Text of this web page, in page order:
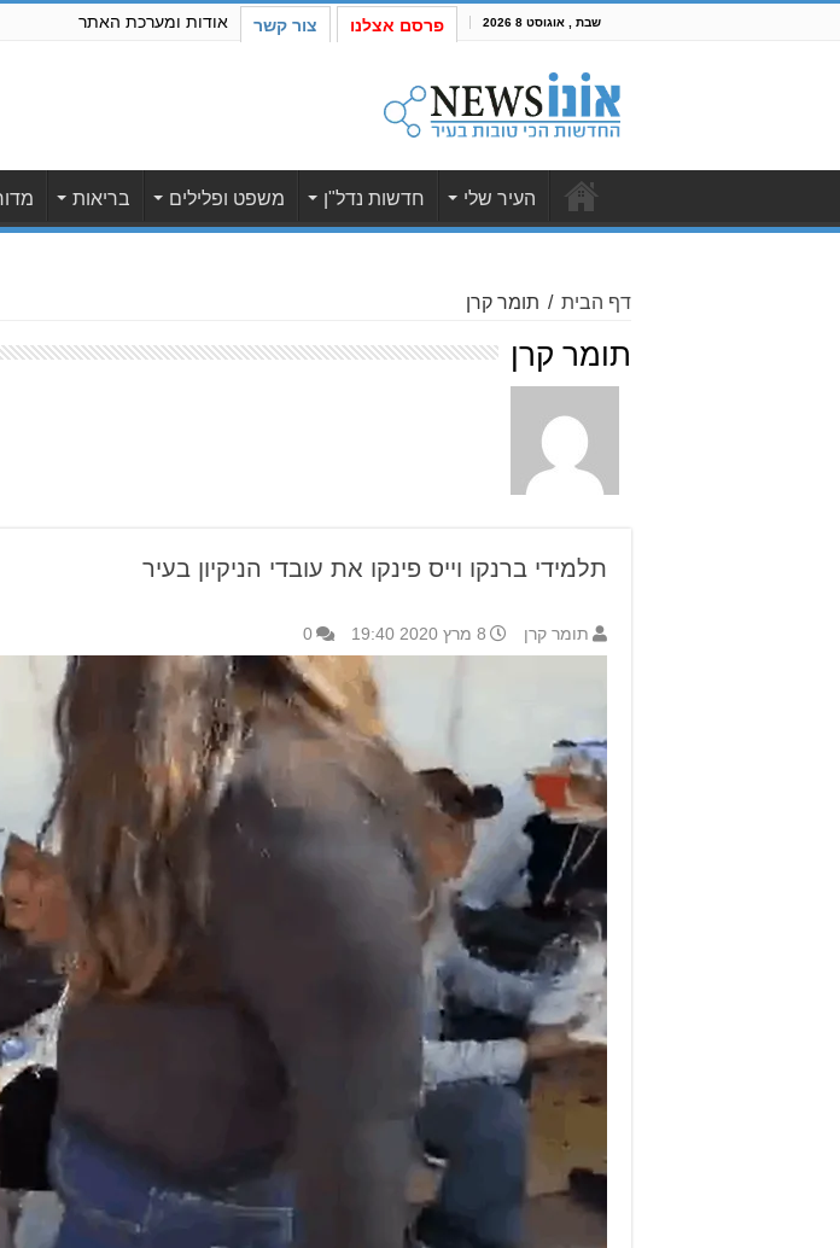
שבת , אוגוסט 8 2026 פרסם אצלנו צור קשר אודות ומערכת האתר
העיר שלי חדשות נדל"ן משפט ופלילים בריאות
דף הבית / תומר קרן
תומר קרן
תלמידי ברנקו וייס פינקו את עובדי הניקיון בעיר
תומר קרן 8 מרץ 2020 19:40 0